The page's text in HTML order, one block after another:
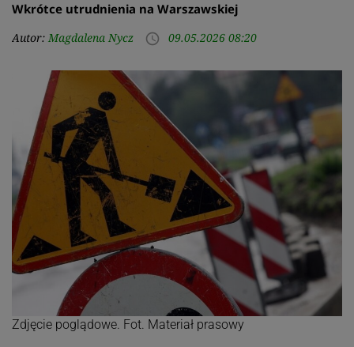
Wkrótce utrudnienia na Warszawskiej
Autor: Magdalena Nycz access_time 09.05.2026 08:20
Zdjęcie poglądowe. Fot. Materiał prasowy